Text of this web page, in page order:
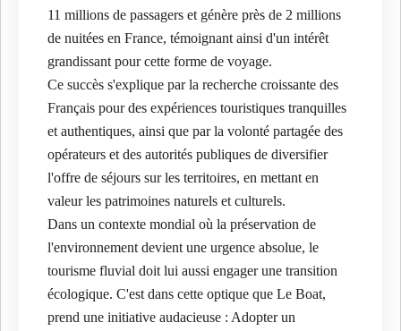
11 millions de passagers et génère près de 2 millions
de nuitées en France, témoignant ainsi d'un intérêt
grandissant pour cette forme de voyage.
Ce succès s'explique par la recherche croissante des
Français pour des expériences touristiques tranquilles
et authentiques, ainsi que par la volonté partagée des
opérateurs et des autorités publiques de diversifier
l'offre de séjours sur les territoires, en mettant en
valeur les patrimoines naturels et culturels.
Dans un contexte mondial où la préservation de
l'environnement devient une urgence absolue, le
tourisme fluvial doit lui aussi engager une transition
écologique. C'est dans cette optique que Le Boat,
prend une initiative audacieuse : Adopter un